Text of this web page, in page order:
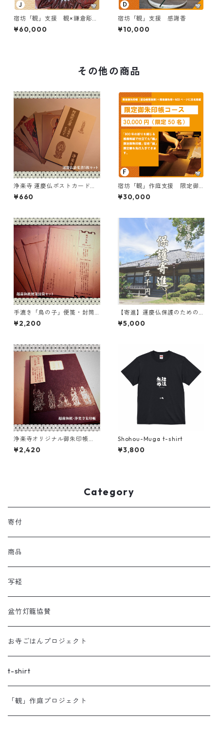
宿坊「観」支援 観×鎌倉彫お
盆
¥60,000
宿坊「観」支援 感謝香
¥10,000
その他の商品
浄楽寺 運慶仏ポストカードセ
ット（5枚入）
¥660
宿坊「観」作庭支援 限定御
朱印帳
¥30,000
手漉き「鳥の子」便箋・封筒
セット（前島密翁の言葉入り
／越前和紙）
¥2,200
【寄進】運慶仏保護のための
寄付五千円/一口
¥5,000
浄楽寺オリジナル御朱印帳
（越前和紙／青）
¥2,420
Shohou-Muga t-shirt
¥3,800
Category
寄付
商品
写経
盆竹灯籠協賛
お寺ごはんプロジェクト
t-shirt
「観」作庭プロジェクト